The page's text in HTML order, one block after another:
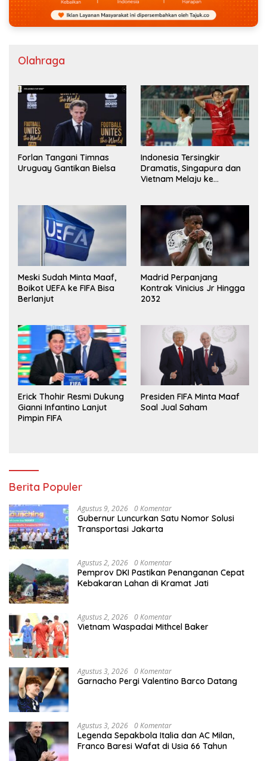
Olahraga
Forlan Tangani Timnas
Uruguay Gantikan Bielsa
Indonesia Tersingkir
Dramatis, Singapura dan
Vietnam Melaju ke
Meski Sudah Minta Maaf,
Boikot UEFA ke FIFA Bisa
Berlanjut
Madrid Perpanjang
Kontrak Vinicius Jr Hingga
2032
Erick Thohir Resmi Dukung
Gianni Infantino Lanjut
Pimpin FIFA
Presiden FIFA Minta Maaf
Soal Jual Saham
Berita Populer
Agustus 9, 2026 0 Komentar
Gubernur Luncurkan Satu Nomor Solusi
Transportasi Jakarta
Agustus 2, 2026 0 Komentar
Pemprov DKI Pastikan Penanganan Cepat
Kebakaran Lahan di Kramat Jati
Agustus 2, 2026 0 Komentar
Vietnam Waspadai Mithcel Baker
Agustus 3, 2026 0 Komentar
Garnacho Pergi Valentino Barco Datang
Agustus 3, 2026 0 Komentar
Legenda Sepakbola Italia dan AC Milan,
Franco Baresi Wafat di Usia 66 Tahun